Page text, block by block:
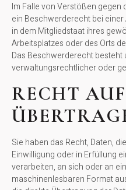
Im Falle von Verstößen gegen
ein Beschwerderecht bei
in dem Mitgliedstaat ihres
Arbeitsplatzes oder des Orts
Das Beschwerderecht
verwaltungsrechtlicher oder
RECHT
Sie haben das Recht, Daten,
Einwilligung oder in Erfüllung
verarbeiten, an sich oder an
maschinenlesbaren Format